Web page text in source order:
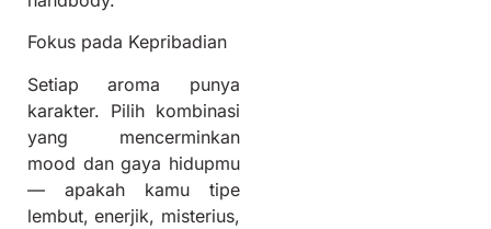
Fokus pada Kepribadian
Setiap aroma punya
karakter. Pilih kombinasi
yang mencerminkan
mood dan gaya hidupmu
— apakah kamu tipe
lembut, enerjik, misterius,